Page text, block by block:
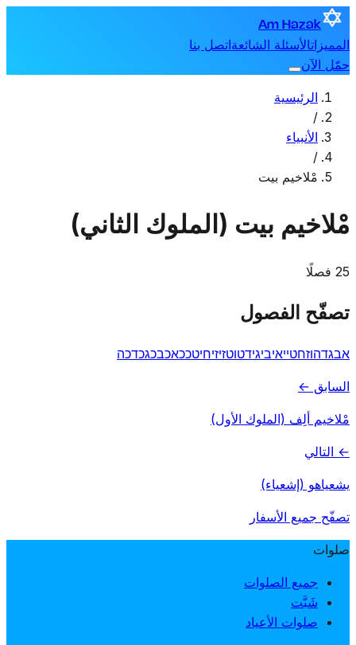
Am Hazak
المميزاتالأسئلة الشائعةاتصل بنا
حمّل الآن
الرئيسية
/
الأنبياء
/
مْلاخيم بيت
مْلاخيم بيت (الملوك الثاني)
25 فصلًا
تصفّح الفصول
אבגדהוזחטייאיביגידטוטזיזיחיטככאכבכגכדכה
السابق ←
مْلاخيم ألِف (الملوك الأول)
← التالي
يشعياهو (إشعياء)
تصفّح جميع الأسفار
صلوات
جميع الصلوات
شَبَّت
صلوات الأعياد